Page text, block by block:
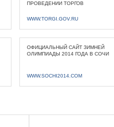
ПРОВЕДЕНИИ ТОРГОВ
WWW.TORGI.GOV.RU
ОФИЦИАЛЬНЫЙ САЙТ ЗИМНЕЙ
ОЛИМПИАДЫ 2014 ГОДА В СОЧИ
WWW.SOCHI2014.COM